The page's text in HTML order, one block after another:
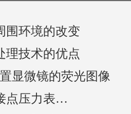
围环境的改变
理技术的优点
显微镜的荧光图像
点压力表…